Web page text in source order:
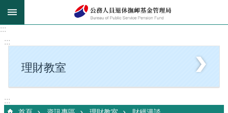
跳到主要內容區塊
:::
:::
理財教室
:::